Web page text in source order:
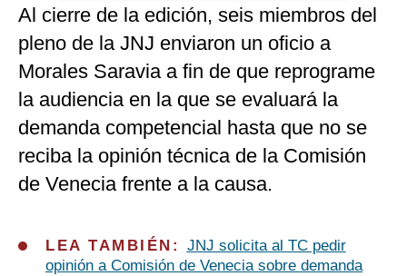
Al cierre de la edición, seis miembros del
pleno de la JNJ enviaron un oficio a
Morales Saravia a fin de que reprograme
la audiencia en la que se evaluará la
demanda competencial hasta que no se
reciba la opinión técnica de la Comisión
de Venecia frente a la causa.
LEA TAMBIÉN: JNJ solicita al TC pedir
opinión a Comisión de Venecia sobre demanda